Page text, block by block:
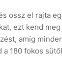
ossz el rajta
ezt kend
amíg
180 fokos